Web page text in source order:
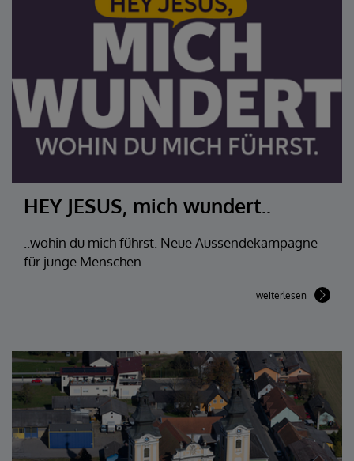
HEY JESUS, mich wundert..
..wohin du mich führst. Neue Aussendekampagne
für junge Menschen.
weiterlesen